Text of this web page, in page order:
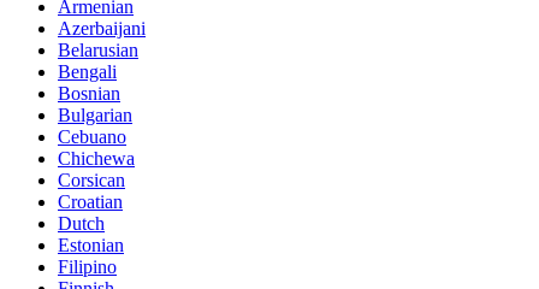
Armenian
Azerbaijani
Belarusian
Bengali
Bosnian
Bulgarian
Cebuano
Chichewa
Corsican
Croatian
Dutch
Estonian
Filipino